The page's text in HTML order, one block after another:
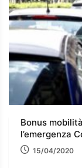
Bonus
l’emergenza
15/04/2020